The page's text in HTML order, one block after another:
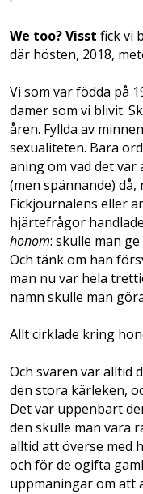
We too? Visst fick vi
där hösten, 2018,
Vi som var födda på
damer som vi blivit.
åren. Fyllda av
sexualiteten. Bara
aning om vad det
(men spännande)
Fickjournalens eller
hjärtefrågor
honom: skulle man
Och tänk om han
man nu var hela
namn skulle man
Allt cirklade kring
Och svaren var alltid
den stora kärleken,
Det var uppenbart
den skulle man vara
alltid att överse med
och för de ogifta
uppmaningar om att